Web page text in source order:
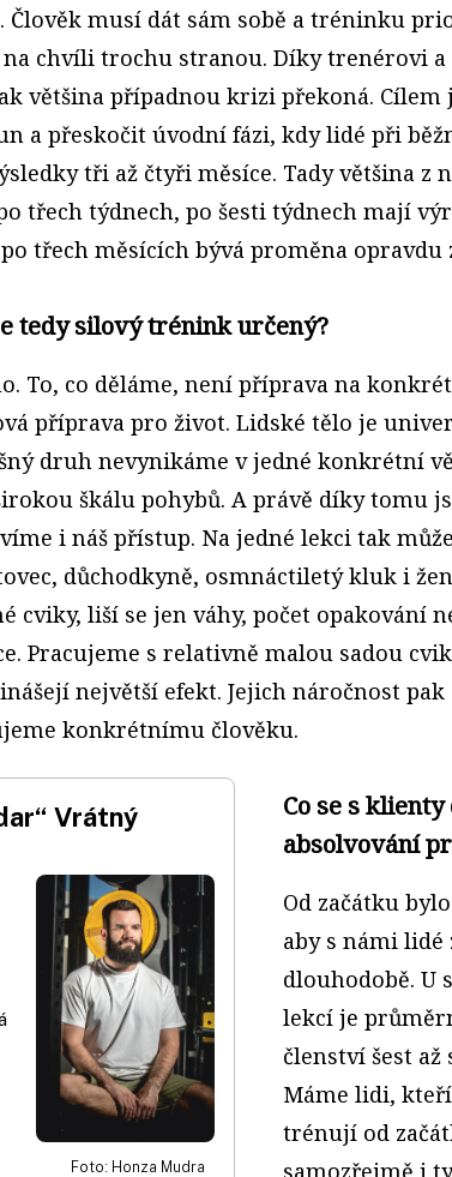
Člověk musí dát sám sobě a tréninku
chvíli trochu stranou. Díky trenérovi a
většina případnou krizi překoná. Cílem
a přeskočit úvodní fázi, kdy lidé při
tři až čtyři měsíce. Tady většina z
třech týdnech, po šesti týdnech mají
třech měsících bývá proměna opravdu
tedy silový trénink určený?
To, co děláme, není příprava na
příprava pro život. Lidské tělo je
druh nevynikáme v jedné konkrétní
škálu pohybů. A právě díky tomu
i náš přístup. Na jedné lekci tak
důchodkyně, osmnáctiletý kluk i
cviky, liší se jen váhy, počet opakování
Pracujeme s relativně malou sadou
největší efekt. Jejich náročnost pak
konkrétnímu člověku.
Vrátný
Foto: Honza Mudra
Co se s klienty
absolvování
Od začátku
aby s námi lidé
dlouhodobě. U
lekcí je
členství šest až
Máme lidi,
trénují od
samozřejmě i